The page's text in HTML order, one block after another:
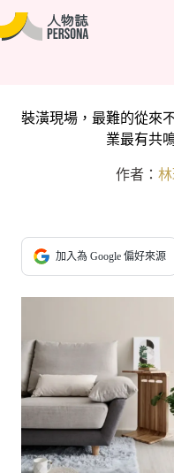
裝潢現場，最難的從來
業最有共
作者：
加入為 Google 偏好來源